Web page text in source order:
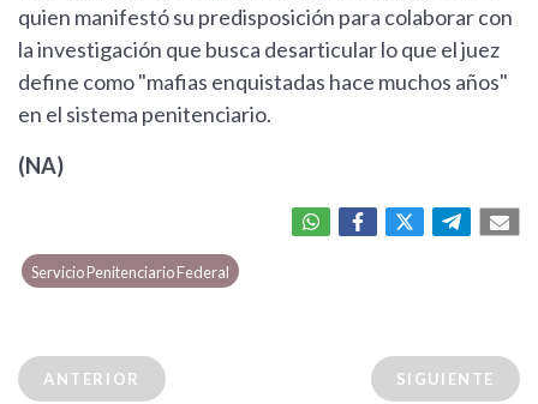
quien manifestó su predisposición para colaborar con
la investigación que busca desarticular lo que el juez
define como "mafias enquistadas hace muchos años"
en el sistema penitenciario.
(NA)
Servicio Penitenciario Federal
ANTERIOR SIGUIENTE